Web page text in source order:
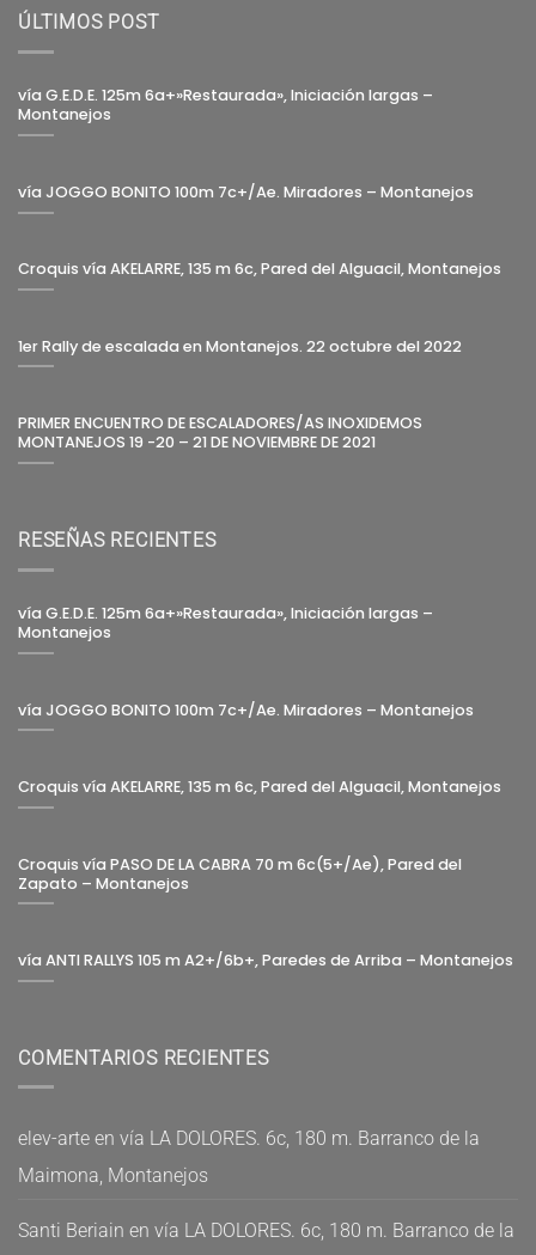
ÚLTIMOS POST
vía G.E.D.E. 125m 6a+»Restaurada», Iniciación largas –
Montanejos
vía JOGGO BONITO 100m 7c+/Ae. Miradores – Montanejos
Croquis vía AKELARRE, 135 m 6c, Pared del Alguacil, Montanejos
1er Rally de escalada en Montanejos. 22 octubre del 2022
PRIMER ENCUENTRO DE ESCALADORES/AS INOXIDEMOS
MONTANEJOS 19 -20 – 21 DE NOVIEMBRE DE 2021
RESEÑAS RECIENTES
vía G.E.D.E. 125m 6a+»Restaurada», Iniciación largas –
Montanejos
vía JOGGO BONITO 100m 7c+/Ae. Miradores – Montanejos
Croquis vía AKELARRE, 135 m 6c, Pared del Alguacil, Montanejos
Croquis vía PASO DE LA CABRA 70 m 6c(5+/Ae), Pared del
Zapato – Montanejos
vía ANTI RALLYS 105 m A2+/6b+, Paredes de Arriba – Montanejos
COMENTARIOS RECIENTES
elev-arte en vía LA DOLORES. 6c, 180 m. Barranco de la
Maimona, Montanejos
Santi Beriain en vía LA DOLORES. 6c, 180 m. Barranco de la